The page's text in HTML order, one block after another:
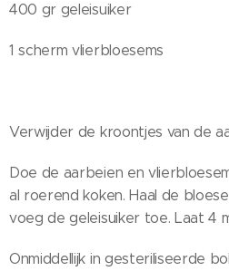
400 gr geleisuiker
1 scherm vlierbloesems
Verwijder de kroontjes van de
Doe de aarbeien en
al roerend koken. Haal de
voeg de geleisuiker toe. Laat 4
Onmiddellijk in gesteriliseerde